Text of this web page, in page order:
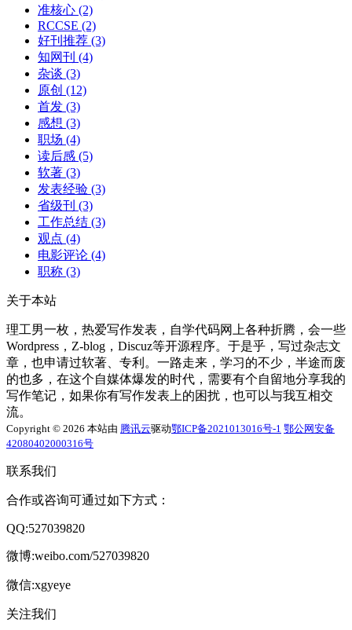
准核心 (2)
RCCSE (2)
好刊推荐 (3)
知网刊 (4)
杂谈 (3)
原创 (12)
首发 (3)
感想 (3)
职场 (4)
读后感 (5)
软著 (3)
发表经验 (3)
省级刊 (3)
工作总结 (3)
观点 (4)
电影评论 (4)
职称 (3)
关于本站
理工男一枚，热爱写作发表，自学代码网上各种折腾，会一些
Wordpress，Z-blog，Discuz等开源程序。于是乎，写过杂志文
章，也申请过软著、专利。一路走来，学习的不少，半途而废
的也多，在这个自媒体爆发的时代，需要有个自留地分享我的
写作笔记，如果你有写作发表上的困扰，也可以与我互相交
流。
Copyright © 2026 本站由 腾讯云驱动鄂ICP备2021013016号-1 鄂公网安备
42080402000316号
联系我们
合作或咨询可通过如下方式：
QQ:527039820
微博:weibo.com/527039820
微信:xgyeye
关注我们